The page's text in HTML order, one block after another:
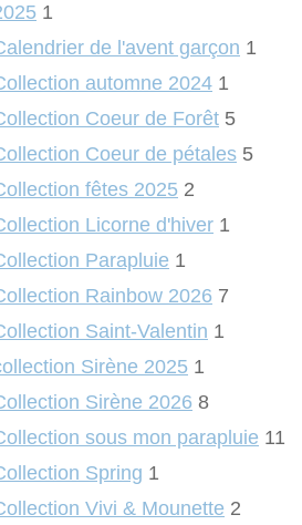
1
de l'avent garçon 1
automne 2024 1
Coeur de Forêt 5
Coeur de pétales 5
fêtes 2025 2
Licorne d'hiver 1
Parapluie 1
Rainbow 2026 7
Saint-Valentin 1
Sirène 2025 1
Sirène 2026 8
sous mon parapluie 11
Spring 1
Vivi & Mounette 2